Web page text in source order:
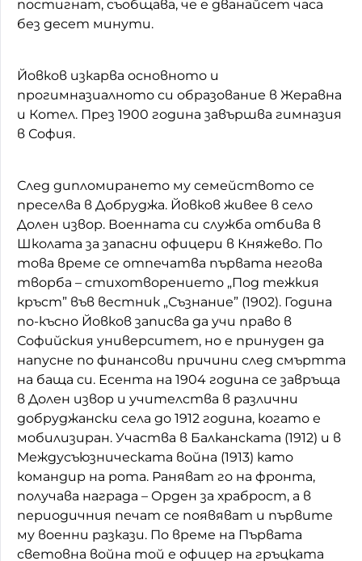
постигнат, съобщава, че е дванайсет часа
без десет минути.
Йовков изкарва основното и
прогимназиалното си образование в Жеравна
и Котел. През 1900 година завършва гимназия
в София.
След дипломирането му семейството се
преселва в Добруджа. Йовков живее в село
Долен извор. Военната си служба отбива в
Школата за запасни офицери в Княжево. По
това време се отпечатва първата негова
творба – стихотворението „Под тежкия
кръст” във вестник „Съзнание” (1902). Година
по-късно Йовков записва да учи право в
Софийския университет, но е принуден да
напусне по финансови причини след смъртта
на баща си. Есента на 1904 година се завръща
в Долен извор и учителства в различни
добруджански села до 1912 година, когато е
мобилизиран. Участва в Балканската (1912) и в
Междусъюзническата война (1913) като
командир на рота. Раняват го на фронта,
получава награда – Орден за храброст, а в
периодичния печат се появяват и първите
му военни разкази. По време на Първата
световна война той е офицер на гръцката